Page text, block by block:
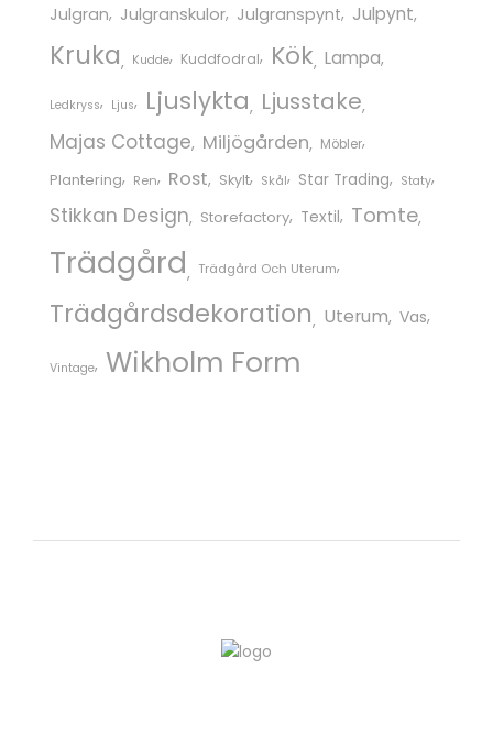
Julgran Julgranskulor Julgranspynt Julpynt
Kruka Kudde Kuddfodral Kök Lampa
Ledkryss Ljus Ljuslykta Ljusstake
Majas Cottage Miljögården Möbler
Plantering Ren Rost Skylt Skål Star Trading Staty
Stikkan Design Storefactory Textil Tomte
Trädgård Trädgård Och Uterum
Trädgårdsdekoration Uterum Vas
Vintage Wikholm Form